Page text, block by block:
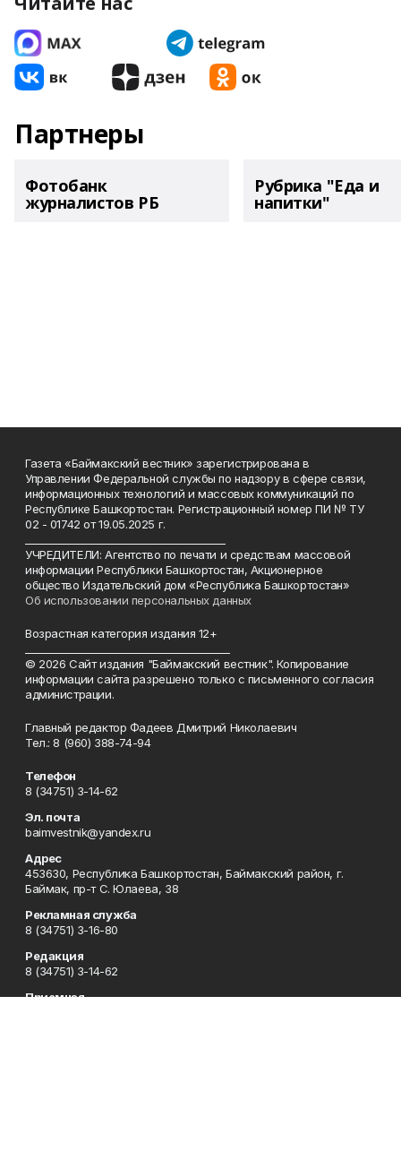
Партнеры
Фотобанк
журналистов РБ
Рубрика "Еда и
напитки"
Газета «Баймакский вестник» зарегистрирована в
Управлении Федеральной службы по надзору в сфере связи,
информационных технологий и массовых коммуникаций по
Республике Башкортостан. Регистрационный номер ПИ № ТУ
02 - 01742 от 19.05.2025 г.
УЧРЕДИТЕЛИ: Агентство по печати и средствам массовой
информации Республики Башкортостан, Акционерное
общество Издательский дом «Республика Башкортостан»
Об использовании персональных данных
Возрастная категория издания 12+
© 2026 Сайт издания "Баймакский вестник". Копирование
информации сайта разрешено только с письменного согласия
администрации.
Главный редактор Фадеев Дмитрий Николаевич
Тел.: 8 (960) 388-74-94
Телефон
8 (34751) 3-14-62
Эл. почта
baimvestnik@yandex.ru
Адрес
453630, Республика Башкортостан, Баймакский район, г.
Баймак, пр-т С. Юлаева, 38
Рекламная служба
8 (34751) 3-16-80
Редакция
8 (34751) 3-14-62
Приемная